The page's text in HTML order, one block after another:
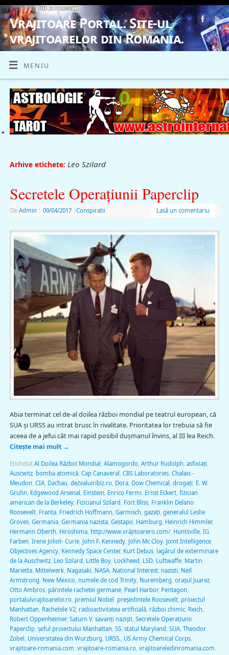
Vrajitoare Portal. Site-ul
vrajitoarelor din Romania.
VRAJITOARE, VRAJITOARELE, VRAJITOARE
MENIU
Arhive etichete: Leo Szilard
Secretele Operaţiunii Paperclip
De Admin 09/04/2017 Conspiratii Lasă un comentariu
Abia terminat cel de-al doilea război mondial pe teatrul european, că
SUA şi URSS au intrat brusc în rivalitate. Prioritatea lor trebuia să fie
aceea de a jefui cât mai rapid posibil duşmanul învins, al III lea Reich.
Citește mai mult →
Etichetat Al Doilea Război Mondial Alamogordo, Arthur Rudolph asfixiaţi
Auscwitz, bomba atomică, Cap Canaveral CBS Laboratories, Chalais -
Meudon CIA, Dachau dezvaluiribiz.ro, Dora, Dow Chemical drogaţi E. W.
Gruhn Edgewood Arsenal Einstein Enrico Fermi Ernst Eckert, fizician
american de la Berkeley, Fizicianul Szilard Fort Bliss, Franklin Delano
Roosevelt, Franta, Friedrich Hoffmann Garmisch gazaţi generalul Leslie
Groves, Germania, Germania nazista, Gestapo, Hamburg Heinrich Himmler,
Hermann Oberth Hiroshima, http://www.vrăjitoarero.com/, Huntsville, IG
Farben Irene Joliot- Curie, John F. Kennedy, John Mc Cloy, Joint Intelligence
Objectives Agency, Kennedy Space Center, Kurt Debus, lagărul de exterminare
de la Auschwitz, Leo Szilard Little Boy, Lockheed LSD, Luftwaffe, Martin
Marietta, Mittelwerk, Nagasaki NASA, National Interest, nazisti Neil
Armstrong New Mexico, numele de cod Trinity, Nuremberg oraşul Juarez,
Otto Ambros, părintele rachetei germane, Pearl Harbor, Pentagon
portalulvrajitoarelor.ro, premiul Nobel preşedintele Roosevelt, proiectul
Manhattan Rachetele V2, radioactivitatea artificială, război chimic, Reich
Robert Oppenheimer, Saturn V, savanţi nazişti Secretele Operaţiunii
Paperclip, şeful proiectului Manhattan SS, statul Maryland SUA, Theodor
Zobel
Universitatea din Wurzburg URSS. US Army Chemical Corps,
vrajitoare-romania.com vrajitoare-romania.ro, vrajitoareledinromania.com